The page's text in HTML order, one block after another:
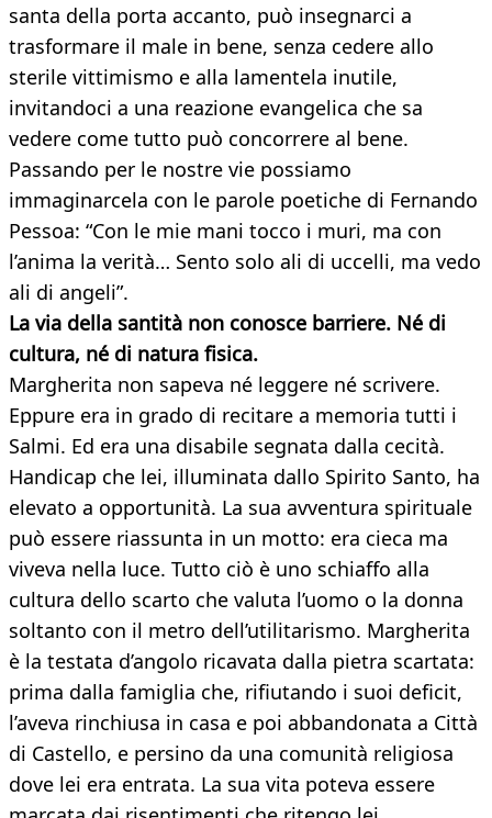
santa della porta accanto, può insegnarci a
trasformare il male in bene, senza cedere allo
sterile vittimismo e alla lamentela inutile,
invitandoci a una reazione evangelica che sa
vedere come tutto può concorrere al bene.
Passando per le nostre vie possiamo
immaginarcela con le parole poetiche di Fernando
Pessoa: “Con le mie mani tocco i muri, ma con
l’anima la verità… Sento solo ali di uccelli, ma vedo
ali di angeli”.
La via della santità non conosce barriere. Né di
cultura, né di natura fisica.
Margherita non sapeva né leggere né scrivere.
Eppure era in grado di recitare a memoria tutti i
Salmi. Ed era una disabile segnata dalla cecità.
Handicap che lei, illuminata dallo Spirito Santo, ha
elevato a opportunità. La sua avventura spirituale
può essere riassunta in un motto: era cieca ma
viveva nella luce. Tutto ciò è uno schiaffo alla
cultura dello scarto che valuta l’uomo o la donna
soltanto con il metro dell’utilitarismo. Margherita
è la testata d’angolo ricavata dalla pietra scartata:
prima dalla famiglia che, rifiutando i suoi deficit,
l’aveva rinchiusa in casa e poi abbandonata a Città
di Castello, e persino da una comunità religiosa
dove lei era entrata. La sua vita poteva essere